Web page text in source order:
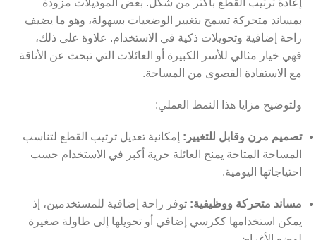
إعادة ترتيب القطع بأكثر من شكل. بعض الموديلات مزودة
بمساند متحركة تسمح بتغيير الوضعيات بسهولة، وهو ما يضيف
راحة إضافية وتحويلات ذكية في الاستخدام. علاوة على ذلك،
فهي خيار مثالي للأسر الكبيرة أو العائلات التي تبحث عن الأناقة
مع الاستفادة القصوى من المساحة.
ولتوضيح مزايا هذا النمط العملي:
تصميم مرن وقابل للتغيير: إمكانية تعديل ترتيب القطع لتناسب
المساحة المتاحة يمنح العائلة حرية أكبر في الاستخدام حسب
احتياجاتها اليومية.
مساند متحركة ووظيفية: توفر راحة إضافية للمستخدمين، إذ
يمكن استخدامها ككرسي إضافي أو تحويلها إلى طاولة صغيرة